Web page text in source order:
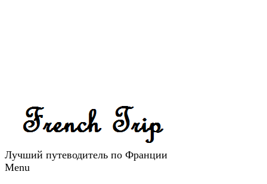
Лучший путеводитель по Франции
Menu